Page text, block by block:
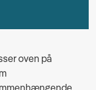
oven på